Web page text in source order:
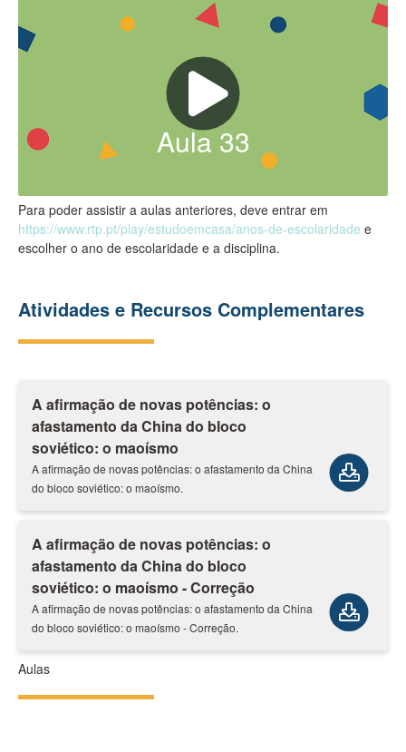
Aula33
Para poder assistir a aulas anteriores, deve entrar em
https://www.rtp.pt/play/estudoemcasa/anos-de-escolaridade e
escolher o ano de escolaridade e a disciplina.
Atividades e Recursos Complementares
A afirmação de novas potências: o
afastamento da China do bloco
soviético: o maoísmo
A afirmação de novas potências: o afastamento da China
do bloco soviético: o maoísmo.
A afirmação de novas potências: o
afastamento da China do bloco
soviético: o maoísmo - Correção
A afirmação de novas potências: o afastamento da China
do bloco soviético: o maoísmo - Correção.
Aulas